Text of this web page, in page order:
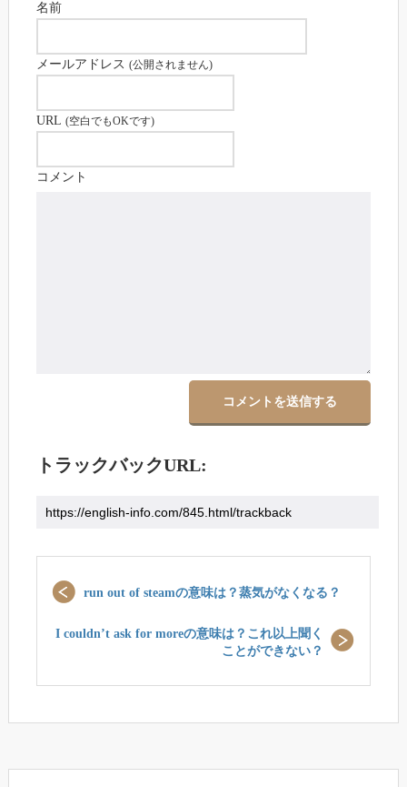
名前
メールアドレス (公開されません)
URL (空白でもOKです)
コメント
トラックバックURL:
run out of steamの意味は？蒸気がなくなる？
I couldn’t ask for moreの意味は？これ以上聞く
ことができない？